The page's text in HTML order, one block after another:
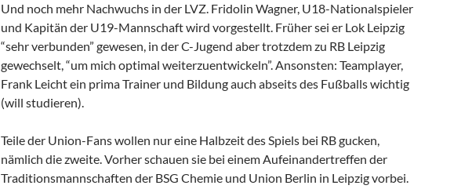
Und noch mehr Nachwuchs in der LVZ. Fridolin Wagner, U18-Nationalspieler
und Kapitän der U19-Mannschaft wird vorgestellt. Früher sei er Lok Leipzig
“sehr verbunden” gewesen, in der C-Jugend aber trotzdem zu RB Leipzig
gewechselt, “um mich optimal weiterzuentwickeln”. Ansonsten: Teamplayer,
Frank Leicht ein prima Trainer und Bildung auch abseits des Fußballs wichtig
(will studieren).
Teile der Union-Fans wollen nur eine Halbzeit des Spiels bei RB gucken,
nämlich die zweite. Vorher schauen sie bei einem Aufeinandertreffen der
Traditionsmannschaften der BSG Chemie und Union Berlin in Leipzig vorbei.